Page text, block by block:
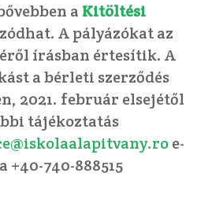
a Kitöltési
A pályázókat az
írásban értesítik. A
a bérleti szerződés
2021. február elsejétől
tájékoztatás
e-
740-888515